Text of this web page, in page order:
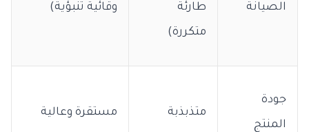
الصيانة
طارئة
متكررة)
وقائية تنبؤية)
جودة
المنتج
متذبذبة مستقرة وعالية